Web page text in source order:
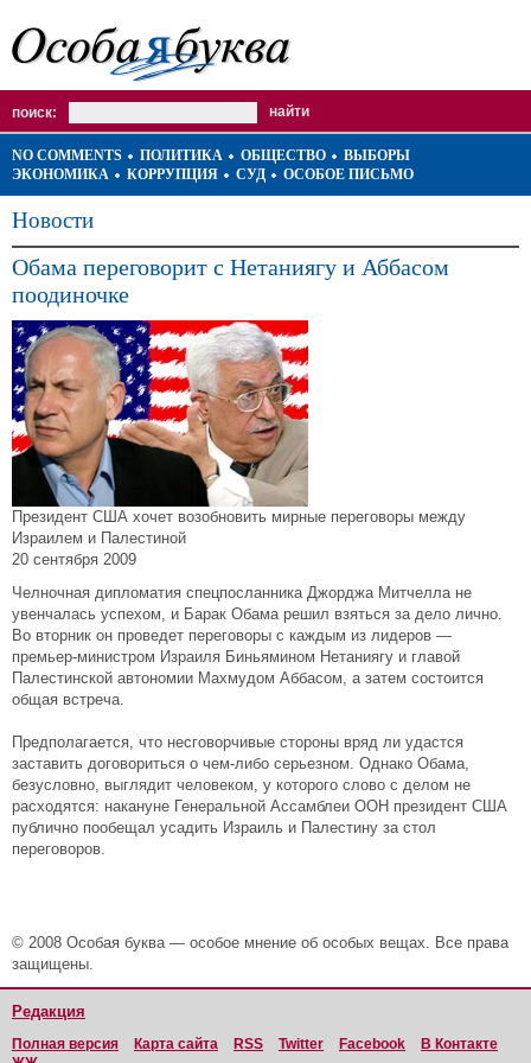
поиск:
NO COMMENTS ПОЛИТИКА ОБЩЕСТВО
ВЫБОРЫ
ЭКОНОМИКА
КОРРУПЦИЯ СУД ОСОБОЕ ПИСЬМО
Новости
Обама переговорит с Нетаниягу и Аббасом
поодиночке
Президент США хочет возобновить мирные переговоры между
Израилем и Палестиной
20 сентября 2009
Челночная дипломатия спецпосланника Джорджа Митчелла не
увенчалась успехом, и Барак Обама решил взяться за дело лично.
Во вторник он проведет переговоры с каждым из лидеров —
премьер-министром Израиля Биньямином Нетаниягу и главой
Палестинской автономии Махмудом Аббасом, а затем состоится
общая встреча.
Предполагается, что несговорчивые стороны вряд ли удастся
заставить договориться о чем-либо серьезном. Однако Обама,
безусловно, выглядит человеком, у которого слово с делом не
расходятся: накануне Генеральной Ассамблеи ООН президент США
публично пообещал усадить Израиль и Палестину за стол
переговоров.
© 2008 Особая буква — особое мнение об особых вещах. Все права
защищены.
Редакция
Полная версия Карта сайта RSS Twitter Facebook
В Контакте